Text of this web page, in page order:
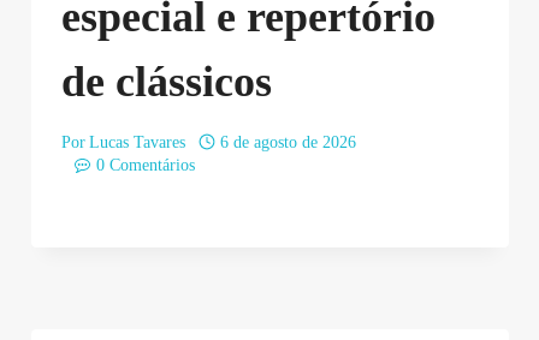
especial e repertório
de clássicos
Por Lucas Tavares
6 de agosto de 2026
0 Comentários